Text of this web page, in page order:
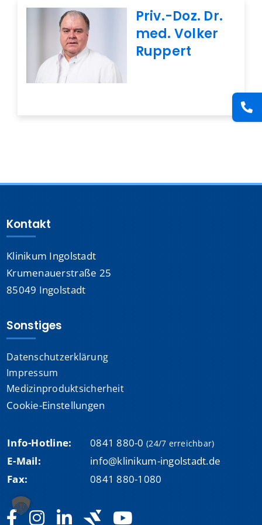
Presse
Priv.-Doz. Dr.
med. Volker
Ruppert
Kontakt
Klinikum Ingolstadt
Krumenauerstraße 25
85049 Ingolstadt
Sonstiges
Datenschutzerklärung
Impressum
Medizinproduktsicherheit
Cookie-Einstellungen
Info-Hotline: 0841 880-0 (24/7 erreichbar)
E-Mail:
info@klinikum-ingolstadt.de
Fax:
0841 880-1080